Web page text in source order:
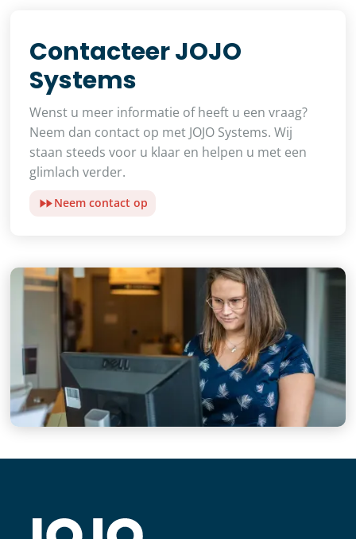
Contacteer JOJO
Systems
Wenst u meer informatie of heeft u een vraag?
Neem dan contact op met JOJO Systems. Wij
staan steeds voor u klaar en helpen u met een
glimlach verder.
Neem contact op